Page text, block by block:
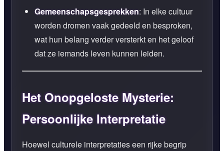
Gemeenschapsgesprekken: In elke cultuur
worden dromen vaak gedeeld en besproken,
wat hun belang verder versterkt en het geloof
dat ze iemands leven kunnen leiden.
Het Onopgeloste Mysterie:
Persoonlijke Interpretatie
Hoewel culturele interpretaties een rijke begrip